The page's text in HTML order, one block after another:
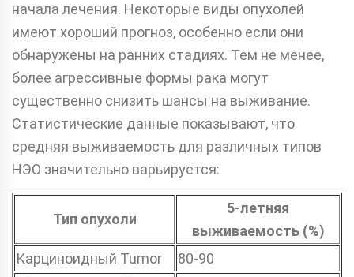
начала лечения. Некоторые виды опухолей
имеют хороший прогноз, особенно если они
обнаружены на ранних стадиях. Тем не менее,
более агрессивные формы рака могут
существенно снизить шансы на выживание.
Статистические данные показывают, что
средняя выживаемость для различных типов
НЭО значительно варьируется:
Тип опухоли
5-летняя
выживаемость (%)
Карциноидный Tumor
80-90